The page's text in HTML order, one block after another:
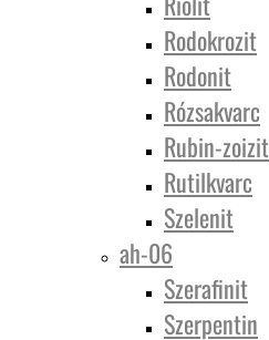
Rodokrozit
Rodonit
Rózsakvarc
Rubin-zoizit
Rutilkvarc
Szelenit
ah-06
Szerafinit
Szerpentin